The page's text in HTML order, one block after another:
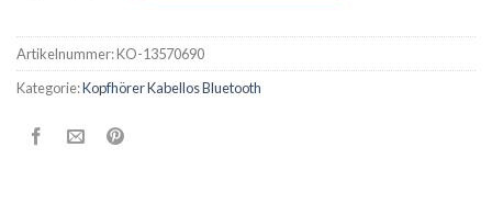
Artikelnummer:KO-13570690
Kategorie:Kopfhörer Kabellos Bluetooth